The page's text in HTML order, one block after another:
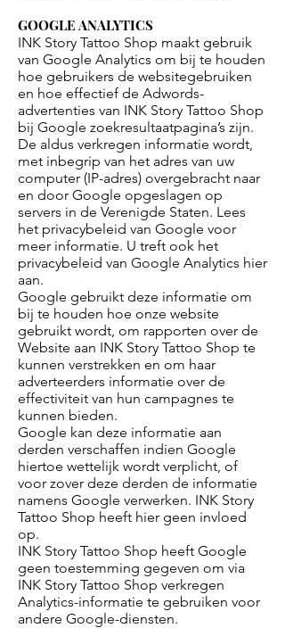
GOOGLE ANALYTICS
INK Story Tattoo Shop maakt gebruik
van Google Analytics om bij te houden
hoe gebruikers de websitegebruiken
en hoe effectief de Adwords-
advertenties van INK Story Tattoo Shop
bij Google zoekresultaatpagina’s zijn.
De aldus verkregen informatie wordt,
met inbegrip van het adres van uw
computer (IP-adres) overgebracht naar
en door Google opgeslagen op
servers in de Verenigde Staten. Lees
het privacybeleid van Google voor
meer informatie. U treft ook het
privacybeleid van Google Analytics hier
aan.
Google gebruikt deze informatie om
bij te houden hoe onze website
gebruikt wordt, om rapporten over de
Website aan INK Story Tattoo Shop te
kunnen verstrekken en om haar
adverteerders informatie over de
effectiviteit van hun campagnes te
kunnen bieden.
Google kan deze informatie aan
derden verschaffen indien Google
hiertoe wettelijk wordt verplicht, of
voor zover deze derden de informatie
namens Google verwerken. INK Story
Tattoo Shop heeft hier geen invloed
op.
INK Story Tattoo Shop heeft Google
geen toestemming gegeven om via
INK Story Tattoo Shop verkregen
Analytics-informatie te gebruiken voor
andere Google-diensten.